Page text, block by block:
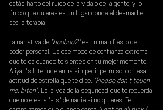
estás harto del ruido de la vida o de la gente, y lo
único que quieres es un lugar donde el desmadre
sea la terapia.
La narrativa de "booboo2" es un manifiesto de
poder personal. Es ese mood de confianza extrema
que te da cuando te sientes en tu mejor momento.
Aliyah's Interlude entra sin pedir permiso, con esa
actitud de estrella que te dice: "Please don't touch
me, bitch". Es la voz de la seguridad que te recuerda
que no eres la "sis" de nadie si no quieres. Te